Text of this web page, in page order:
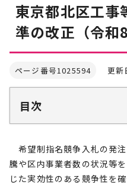
東京都北区工事
準の改正（令和
ページ番号1025594 更新
目次
希望制指名競争入札の発
騰や区内事業者数の状況等
じた実効性のある競争性を